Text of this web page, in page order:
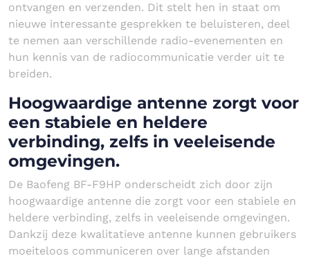
ontvangen en verzenden. Dit stelt hen in staat om
nieuwe interessante gesprekken te beluisteren, deel
te nemen aan verschillende radio-evenementen en
hun kennis van de radiocommunicatie verder uit te
breiden.
Hoogwaardige antenne zorgt voor
een stabiele en heldere
verbinding, zelfs in veeleisende
omgevingen.
De Baofeng BF-F9HP onderscheidt zich door zijn
hoogwaardige antenne die zorgt voor een stabiele en
heldere verbinding, zelfs in veeleisende omgevingen.
Dankzij deze kwalitatieve antenne kunnen gebruikers
moeiteloos communiceren over lange afstanden